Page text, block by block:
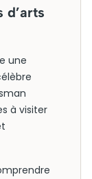
d’arts
une
à visiter